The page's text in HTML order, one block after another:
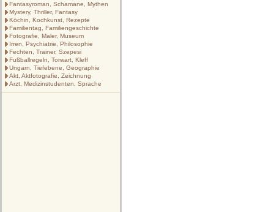
Fantasyroman, Schamane, Mythen
Mystery, Thriller, Fantasy
Köchin, Kochkunst, Rezepte
Familientag, Familiengeschichte
Fotografie, Maler, Museum
Irren, Psychiatrie, Philosophie
Fechten, Trainer, Szepesi
Fußballregeln, Torwart, Kleff
Ungarn, Tiefebene, Geographie
Akt, Aktfotografie, Zeichnung
Arzt, Medizinstudenten, Sprache